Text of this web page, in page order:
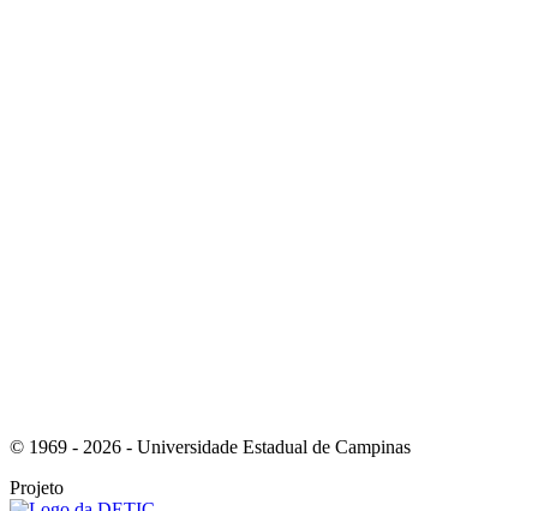
© 1969 - 2026 - Universidade Estadual de Campinas
Projeto